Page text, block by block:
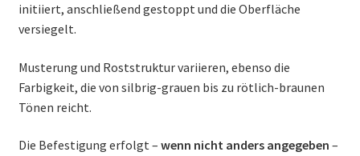
initiiert, anschließend gestoppt und die Oberfläche
versiegelt.
Musterung und Roststruktur variieren, ebenso die
Farbigkeit, die von silbrig-grauen bis zu rötlich-braunen
Tönen reicht.
Die Befestigung erfolgt – wenn nicht anders angegeben –